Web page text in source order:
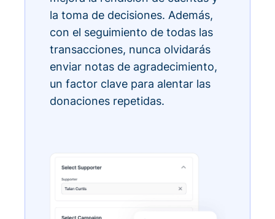
la toma de decisiones. Además,
con el seguimiento de todas las
transacciones, nunca olvidarás
enviar notas de agradecimiento,
un factor clave para alentar las
donaciones repetidas.